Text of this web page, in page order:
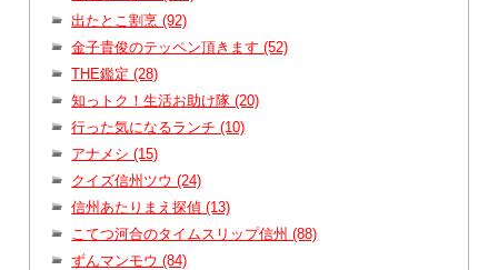
出たとこ割烹 (92)
金子貴俊のテッペン頂きます (52)
THE鑑定 (28)
知っトク！生活お助け隊 (20)
行った気になるランチ (10)
アナメシ (15)
クイズ信州ツウ (24)
信州あたりまえ探偵 (13)
こてつ河合のタイムスリップ信州 (88)
ずんマンモウ (84)